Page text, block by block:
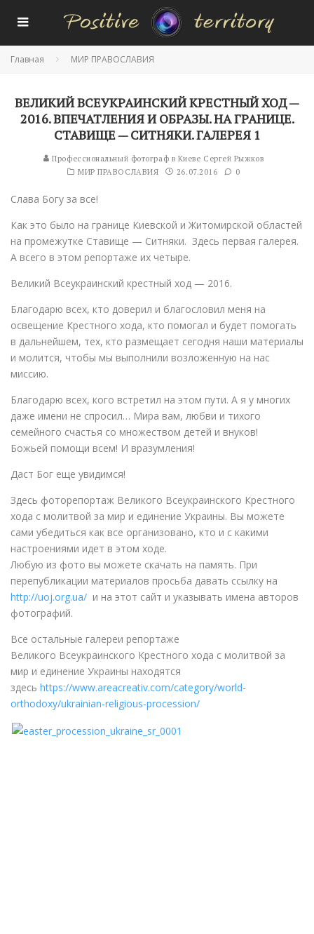
Главная МИР ПРАВОСЛАВИЯ
ВЕЛИКИЙ ВСЕУКРАИНСКИЙ КРЕСТНЫЙ ХОД —
2016. ВПЕЧАТЛЕНИЯ И ОБРАЗЫ. НА ГРАНИЦЕ.
СТАВИЩЕ — СИТНЯКИ. ГАЛЕРЕЯ 1
Профессиональный фотограф в Киеве Сергей Рыжков
МИР ПРАВОСЛАВИЯ
26.07.2016 0
Слава Богу за все!
Как это было на границе Киевской и Житомирской областей
на промежутке Ставище — Ситняки. Здесь первая галерея.
А всего в этом репортаже их четыре.
Великий Всеукраинский крестный ход — 2016.
Благодарю всех, кто доверил и благословил меня на
освещение Крестного хода, кто помогал и будет помогать
в дальнейшем, тех, кто размещает сегодня наши материалы
и молится, чтобы мы выполнили возложенную на нас
миссию.
Благодарю всех, кого встретил на этом пути. А я у многих
даже имени не спросил… Мира вам, любви и тихого
семейного счастья со множеством детей и внуков!
Божьей помощи всем! И вразумления!
Даст Бог еще увидимся!
Здесь фоторепортаж Великого Всеукраинского Крестного
хода с молитвой за мир и единение Украины. Вы можете
сами убедиться как все организовано, кто и с какими
настроениями идет в этом ходе.
Любую из фото вы можете скачать на память. При
перепубликации материалов просьба давать ссылку на
http://uoj.org.ua/ и на этот сайт и указывать имена авторов
фотографий.
Все остальные галереи репортаже
Великого Всеукраинского Крестного хода с молитвой за
мир и единение Украины находятся
здесь https://www.areacreativ.com/category/world-
orthodoxy/ukrainian-religious-procession/